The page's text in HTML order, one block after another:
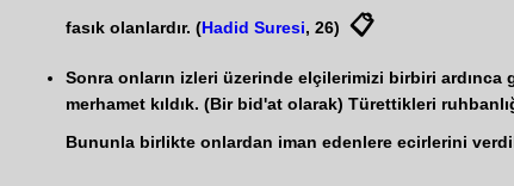
fasık olanlardır. (Hadid Suresi, 26) 📋
Sonra onların izleri üzerinde elçilerimizi birbiri
merhamet kıldık. (Bir bid'at olarak) Türettikleri
Bununla birlikte onlardan iman edenlere ecirlerini